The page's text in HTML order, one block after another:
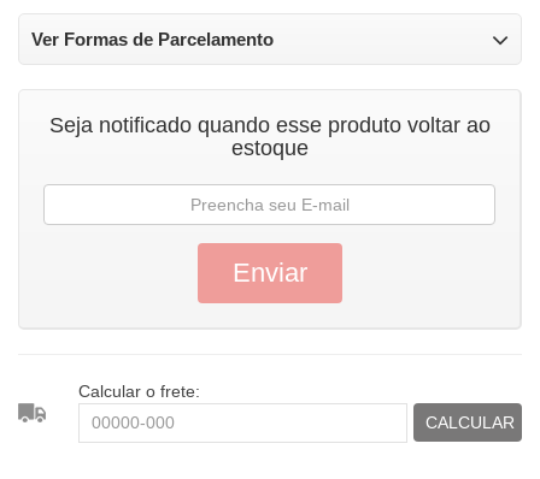
Ver Formas de Parcelamento
Seja notificado quando esse produto voltar ao
estoque
Calcular o frete:
CALCULAR